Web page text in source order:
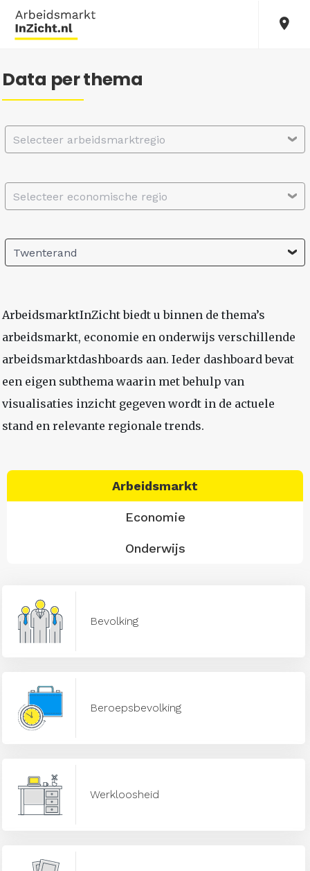
Data per thema
Selecteer arbeidsmarktregio
Selecteer economische regio
Twenterand
ArbeidsmarktInZicht biedt u binnen de thema’s
arbeidsmarkt, economie en onderwijs verschillende
arbeidsmarktdashboards aan. Ieder dashboard bevat
een eigen subthema waarin met behulp van
visualisaties inzicht gegeven wordt in de actuele
stand en relevante regionale trends.
Arbeidsmarkt
Economie
Onderwijs
Bevolking
Beroepsbevolking
Werkloosheid